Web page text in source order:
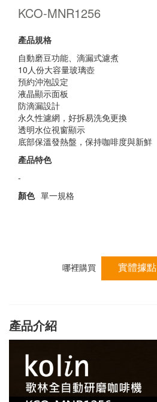
KCO-MNR1256
產品規格
自動磨豆功能、滴漏式濾煮
10人份大容量玻璃壺
預約沖泡設定
液晶顯示面板
防滴漏設計
永久性濾網，好拆易洗免更換
透明水位視窗顯示
底部保溫發熱盤，保持咖啡度與新鮮
產品特色
-
顏色 單一規格
哪裡購買 實體據點
產品介紹